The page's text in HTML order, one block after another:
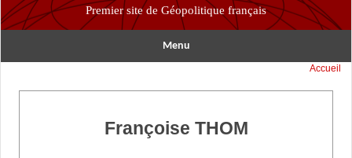
Premier site de Géopolitique français
Menu
Accueil
Françoise THOM